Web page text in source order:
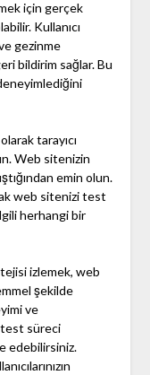
için gerçek
Kullanıcı
gezinme
bildirim sağlar. Bu
tarayıcı
Web sitenizin
emin olun.
web sitenizi test
herhangi bir
izlemek, web
şekilde
ve
test süreci
edebilirsiniz.